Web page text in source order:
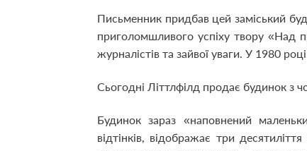
Письменник придбав цей заміський
приголомшливого успіху твору «Над
журналістів та зайвої уваги. У 1980
Сьогодні Літтлфілд продає будинок з
Будинок зараз «наповнений
відтінків, відображає три